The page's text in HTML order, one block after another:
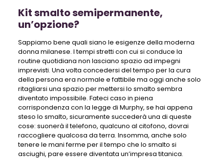
Kit smalto semipermanente,
un’opzione?
Sappiamo bene quali siano le esigenze della moderna
donna milanese. I tempi stretti con cui si conduce la
routine quotidiana non lasciano spazio ad impegni
imprevisti. Una volta concedersi del tempo per la cura
della persona era normale e fattibile ma oggi anche solo
ritagliarsi una spazio per mettersi lo smalto sembra
diventato impossibile. Fateci caso in piena
corrispondenza con la legge di Murphy, se hai appena
steso lo smalto, sicuramente succederà una di queste
cose: suonerà il telefono, qualcuno al citofono, dovrai
raccogliere qualcosa da terra. Insomma, anche solo
tenere le mani ferme per il tempo che lo smalto si
asciughi, pare essere diventata un’impresa titanica.